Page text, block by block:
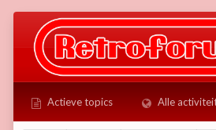
Actieve topics Alle